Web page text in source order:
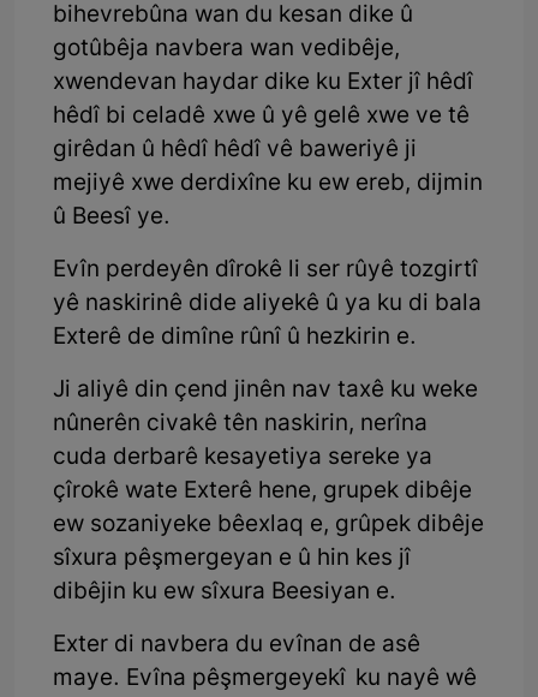
bihevrebûna wan du kesan dike û
gotûbêja navbera wan vedibêje,
xwendevan haydar dike ku Exter jî hêdî
hêdî bi celadê xwe û yê gelê xwe ve tê
girêdan û hêdî hêdî vê baweriyê ji
mejiyê xwe derdixîne ku ew ereb, dijmin
û Beesî ye.
Evîn perdeyên dîrokê li ser rûyê tozgirtî
yê naskirinê dide aliyekê û ya ku di bala
Exterê de dimîne rûnî û hezkirin e.
Ji aliyê din çend jinên nav taxê ku weke
nûnerên civakê tên naskirin, nerîna
cuda derbarê kesayetiya sereke ya
çîrokê wate Exterê hene, grupek dibêje
ew sozaniyeke bêexlaq e, grûpek dibêje
sîxura pêşmergeyan e û hin kes jî
dibêjin ku ew sîxura Beesiyan e.
Exter di navbera du evînan de asê
maye. Evîna pêşmergeyekî ku nayê wê